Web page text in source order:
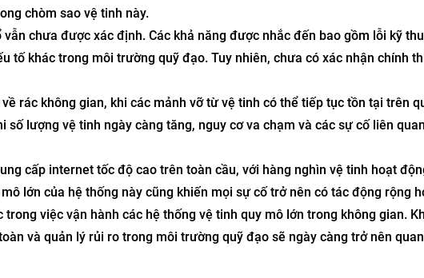
chòm sao vệ tinh này.
chưa được xác định. Các khả năng được nhắc đến bao gồm lỗi kỹ
tố khác trong môi trường quỹ đạo. Tuy nhiên, chưa có xác nhận chính
rác không gian, khi các mảnh vỡ từ vệ tinh có thể tiếp tục tồn tại trên
số lượng vệ tinh ngày càng tăng, nguy cơ va chạm và các sự cố liên
cấp internet tốc độ cao trên toàn cầu, với hàng nghìn vệ tinh hoạt
lớn của hệ thống này cũng khiến mọi sự cố trở nên có tác động rộng
việc vận hành các hệ thống vệ tinh quy mô lớn trong không gian.
và quản lý rủi ro trong môi trường quỹ đạo sẽ ngày càng trở nên